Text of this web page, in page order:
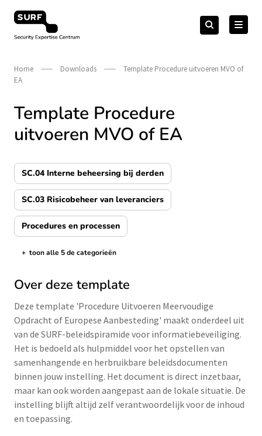
naar
Security Expertise Centrum – by SURF
Zoeken
naar:Zoeken
Home Downloads
Template Procedure uitvoeren MVO of
EA
Template Procedure
uitvoeren MVO of EA
SC.04 Interne beheersing bij derden
SC.03 Risicobeheer van leveranciers
Procedures en processen
de categorieën tonen/verbergen
+ toon alle 5 de categorieën
Over deze template
Deze template 'Procedure Uitvoeren Meervoudige
Opdracht of Europese Aanbesteding' maakt onderdeel uit
van de SURF-beleidspiramide voor informatiebeveiliging.
Het is bedoeld als hulpmiddel voor het opstellen van
samenhangende en herbruikbare beleidsdocumenten
binnen jouw instelling. Het document is direct inzetbaar,
maar kan ook worden aangepast aan de lokale situatie. De
instelling blijft altijd zelf verantwoordelijk voor de inhoud
en toepassing.